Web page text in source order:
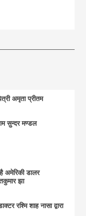
अमृता प्रीतम
सुन्दर मण्डल
अमेरिकी डालर
झा
रश्मि शाह नासा द्वारा